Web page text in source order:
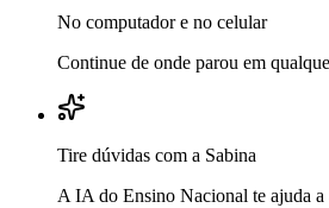
No computador e no celular
Continue de onde parou em
Tire dúvidas com a Sabina
A IA do Ensino Nacional te ajuda a